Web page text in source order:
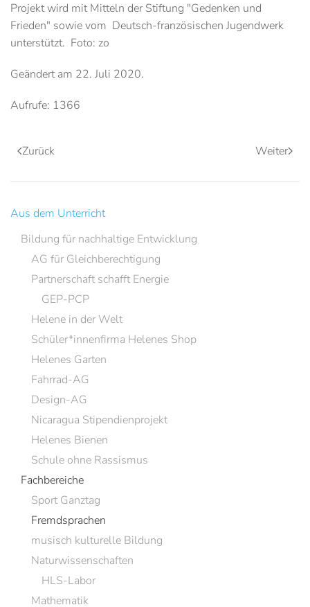
Projekt wird mit Mitteln der Stiftung "Gedenken und
Frieden" sowie vom Deutsch-französischen Jugendwerk
unterstützt. Foto: zo
Geändert am 22. Juli 2020.
Aufrufe: 1366
Zurück Weiter
Aus dem Unterricht
Bildung für nachhaltige Entwicklung
AG für Gleichberechtigung
Partnerschaft schafft Energie
GEP-PCP
Helene in der Welt
Schüler*innenfirma Helenes Shop
Helenes Garten
Fahrrad-AG
Design-AG
Nicaragua Stipendienprojekt
Helenes Bienen
Schule ohne Rassismus
Fachbereiche
Sport Ganztag
Fremdsprachen
musisch kulturelle Bildung
Naturwissenschaften
HLS-Labor
Mathematik